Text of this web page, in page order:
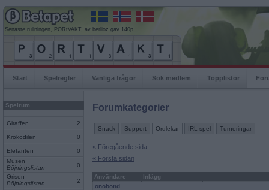
Senaste rullningen, PORtVAKT, av berlioz gav 140p
Start Spelregler Vanliga frågor Sök medlem Topplistor
Spelrum
Giraffen 2
Krokodilen 0
Elefanten
0
Musen
Böjningslistan
0
Grisen
Böjningslistan
2
Forumkategorier
Snack Support Ordlekar IRL-spel Turneringar
« Föregående sida
« Första sidan
Användare
Inlägg
onobond